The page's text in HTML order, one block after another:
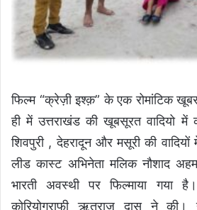
फिल्म “क्रेज़ी इश्क़” के एक रोमांटिक
ही में उत्तराखंड की खूबसूरत वादियो
शिवपुरी , देहरादून और मसूरी की
लीड कास्ट अभिनेता मलिक नौशाद
भारती अवस्थी पर फिल्माया गया
कोरियोग्राफी ऋतुराज दास ने